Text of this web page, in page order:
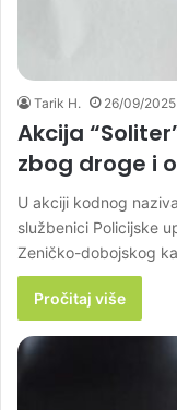
Tarik H. 26/09/2025
Akcija
zbog droge i
U akciji kodnog
službenici Policijske
Zeničko-dobojskog
Pročitaj više